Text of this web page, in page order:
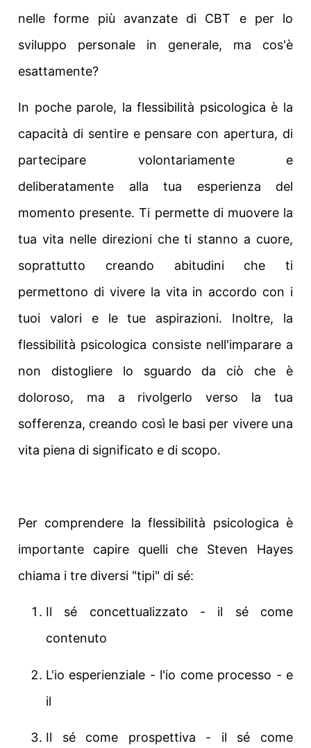
nelle forme più avanzate di CBT e per lo
sviluppo personale in generale, ma cos'è
esattamente?
In poche parole, la flessibilità psicologica è la
capacità di sentire e pensare con apertura, di
partecipare volontariamente e
deliberatamente alla tua esperienza del
momento presente. Ti permette di muovere la
tua vita nelle direzioni che ti stanno a cuore,
soprattutto creando abitudini che ti
permettono di vivere la vita in accordo con i
tuoi valori e le tue aspirazioni. Inoltre, la
flessibilità psicologica consiste nell'imparare a
non distogliere lo sguardo da ciò che è
doloroso, ma a rivolgerlo verso la tua
sofferenza, creando così le basi per vivere una
vita piena di significato e di scopo.
Per comprendere la flessibilità psicologica è
importante capire quelli che Steven Hayes
chiama i tre diversi "tipi" di sé:
Il sé concettualizzato - il sé come
contenuto
L'io esperienziale - l'io come processo - e
il
Il sé come prospettiva - il sé come